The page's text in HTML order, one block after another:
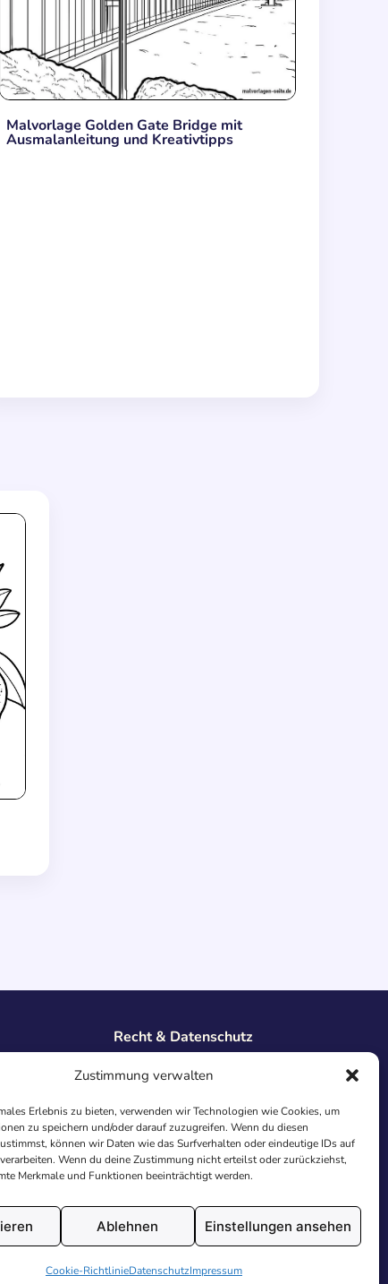
Zustimmung verwalten
Erlebnis zu bieten, verwenden wir Technologien wie Cookies, um
zu speichern und/oder darauf zuzugreifen. Wenn du diesen
können wir Daten wie das Surfverhalten oder eindeutige IDs auf
Wenn du deine Zustimmung nicht erteilst oder zurückziehst,
Merkmale und Funktionen beeinträchtigt werden.
Ablehnen Einstellungen ansehen
Cookie-RichtlinieDatenschutzImpressum
Malvorlage Golden Gate Bridge mit
Ausmalanleitung und Kreativtipps
Recht & Datenschutz
Datenschutz
AGB
Cookies